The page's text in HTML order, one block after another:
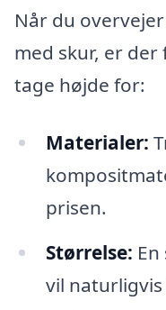
Når du
med skur, er
tage højde for:
Materialer:
prisen.
Størrelse:
vil